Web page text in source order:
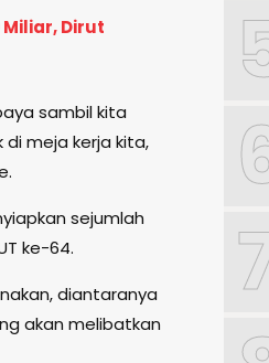
Miliar, Dirut
sambil kita
meja kerja kita,
sejumlah
ke-64.
diantaranya
akan melibatkan